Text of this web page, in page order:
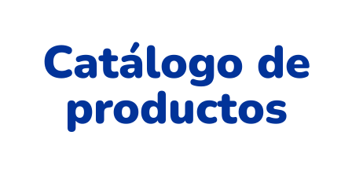
Catálogo de
productos